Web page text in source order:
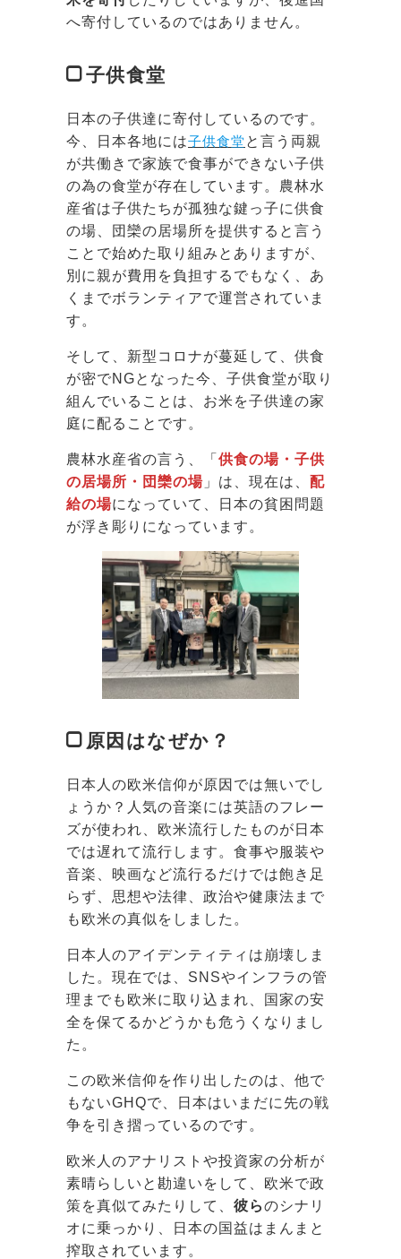
へ寄付しているのではありません。
子供食堂
日本の子供達に寄付しているのです。
今、日本各地には子供食堂と言う両親
が共働きで家族で食事ができない子供
の為の食堂が存在しています。農林水
産省は子供たちが孤独な鍵っ子に供食
の場、団欒の居場所を提供すると言う
ことで始めた取り組みとありますが、
別に親が費用を負担するでもなく、あ
くまでボランティアで運営されていま
す。
そして、新型コロナが蔓延して、供食
が密でNGとなった今、子供食堂が取り
組んでいることは、お米を子供達の家
庭に配ることです。
農林水産省の言う、「 供食の場・子供
の居場所・団欒の場 」は、現在は、 配
給の場になっていて、日本の貧困問題
が浮き彫りになっています。
原因はなぜか？
日本人の欧米信仰が原因では無いでし
ょうか？人気の音楽には英語のフレー
ズが使われ、欧米流行したものが日本
では遅れて流行します。食事や服装や
音楽、映画など流行るだけでは飽き足
らず、思想や法律、政治や健康法まで
も欧米の真似をしました。
日本人のアイデンティティは崩壊しま
した。現在では、SNSやインフラの管
理までも欧米に取り込まれ、国家の安
全を保てるかどうかも危うくなりまし
た。
この欧米信仰を作り出したのは、他で
もないGHQで、日本はいまだに先の戦
争を引き摺っているのです。
欧米人のアナリストや投資家の分析が
素晴らしいと勘違いをして、欧米で政
策を真似てみたりして、 彼らのシナリ
オに乗っかり、日本の国益はまんまと
搾取されています。